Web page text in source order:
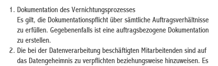
Dokumentation des Vernichtungsprozesses
Es gilt, die Dokumentationspflicht über sämtliche Auftragsverhältnisse
zu erfüllen. Gegebenenfalls ist eine auftragsbezogene Dokumentation
zu erstellen.
Die bei der Datenverarbeitung beschäftigten Mitarbeitenden sind auf
das Datengeheimnis zu verpflichten beziehungsweise hinzuweisen. Es